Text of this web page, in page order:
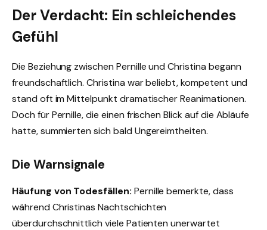
Der Verdacht: Ein schleichendes
Gefühl
Die Beziehung zwischen Pernille und Christina begann
freundschaftlich. Christina war beliebt, kompetent und
stand oft im Mittelpunkt dramatischer Reanimationen.
Doch für Pernille, die einen frischen Blick auf die Abläufe
hatte, summierten sich bald Ungereimtheiten.
Die Warnsignale
Häufung von Todesfällen: Pernille bemerkte, dass
während Christinas Nachtschichten
überdurchschnittlich viele Patienten unerwartet